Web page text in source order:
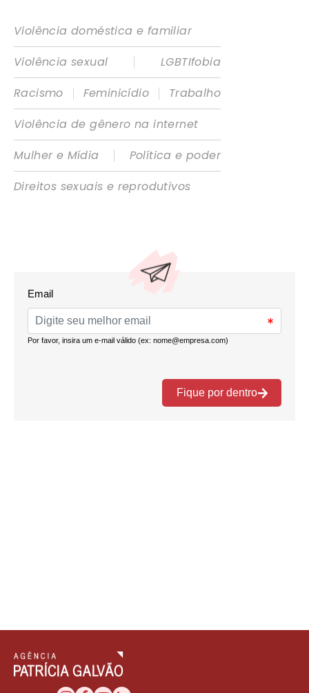
Violência doméstica e familiar
Violência sexual
|
LGBTIfobia
Racismo
| Feminicídio |
Trabalho
Violência de gênero na internet
Mulher e Mídia
|
Política e poder
Direitos sexuais e reprodutivos